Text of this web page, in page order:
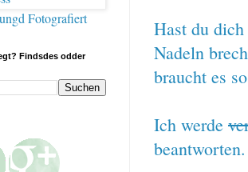
Hast du
Nadeln
braucht es
Ich werde
beantworten.
Fotografiert
Findsdes odder